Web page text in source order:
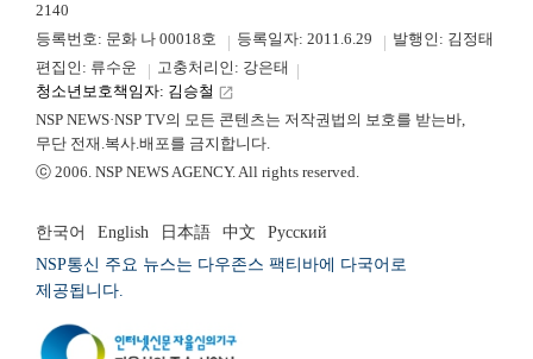
2140
등록번호: 문화 나 00018호
등록일자: 2011.6.29
발행인: 김정태
편집인: 류수운
고충처리인: 강은태
청소년보호책임자: 김승철 launch
NSP NEWS·NSP TV의 모든 콘텐츠는 저작권법의 보호를 받는바,
무단 전재.복사.배포를 금지합니다.
ⓒ 2006. NSP NEWS AGENCY. All rights reserved.
한국어 English 日本語 中文
Русский
NSP통신 주요 뉴스는 다우존스 팩티바에 다국어로
제공됩니다.